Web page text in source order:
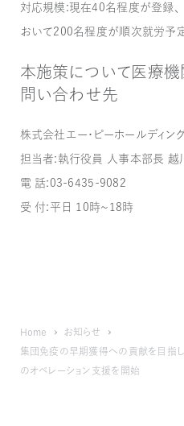
対応規模：現在40名程度が登録
おいて200名程度が順次就労予
本施策について医療機
問い合わせ先
株式会社エー・ピーホールディン
担当者：執行役員 人事本部長 越
電 話：03-6435-9082
受 付：平日 10時～18時
Home
お知らせ
集団免疫の早期獲得への貢献を目指
のオペレーション支援を開始